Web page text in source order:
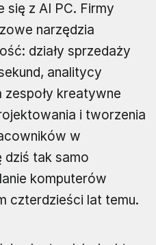
się z AI PC. Firmy
narzędzia
działy sprzedaży
analitycy
kreatywne
i tworzenia
w
dziś tak samo
komputerów
czterdzieści lat temu.